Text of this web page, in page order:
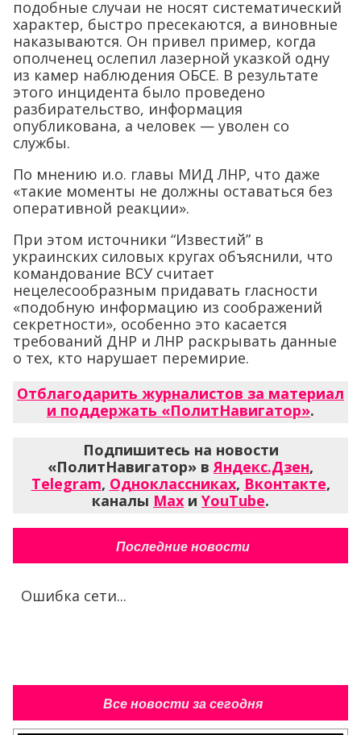
подобные случаи не носят систематический
характер, быстро пресекаются, а виновные
наказываются. Он привел пример, когда
ополченец ослепил лазерной указкой одну
из камер наблюдения ОБСЕ. В результате
этого инцидента было проведено
разбирательство, информация
опубликована, а человек — уволен со
службы.
По мнению и.о. главы МИД ЛНР, что даже
«такие моменты не должны оставаться без
оперативной реакции».
При этом источники “Известий” в
украинских силовых кругах объяснили, что
командование ВСУ считает
нецелесообразным придавать гласности
«подобную информацию из соображений
секретности», особенно это касается
требований ДНР и ЛНР раскрывать данные
о тех, кто нарушает перемирие.
Отблагодарить журналистов за материал
и поддержать «ПолитНавигатор».
Подпишитесь на новости
«ПолитНавигатор» вЯндекс.Дзен,
Telegram, Одноклассниках, Вконтакте,
каналы Max и YouTube.
Последние новости
Ошибка сети...
Все новости за сегодня